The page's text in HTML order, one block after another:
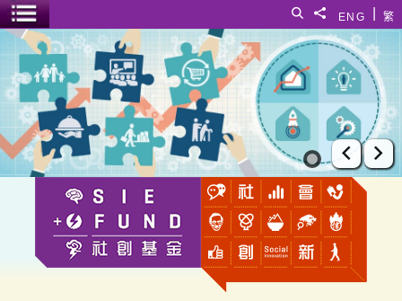
繁
ENG
分享給
搜寻
菜单开关
Ways Out Hong Kong
上一张
下